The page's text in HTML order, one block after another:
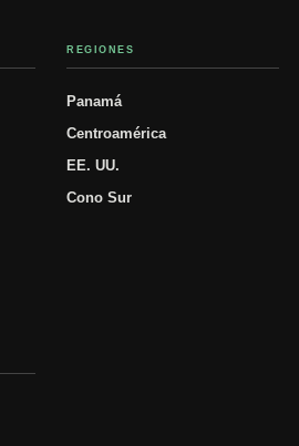
REGIONES
Panamá
Centroamérica
EE. UU.
Cono Sur